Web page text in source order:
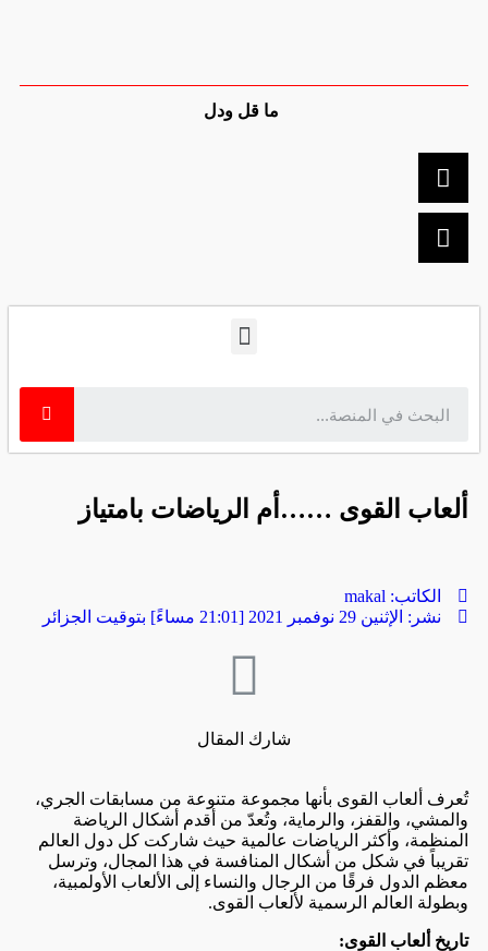
ما قل ودل
ألعاب القوى ……أم الرياضات بامتياز
الكاتب: makal
نشر: الإثنين 29 نوفمبر 2021 [21:01 مساءً] بتوقيت الجزائر
شارك المقال
تُعرف ألعاب القوى بأنها مجموعة متنوعة من مسابقات الجري،
والمشي، والقفز، والرماية، وتُعدّ من أقدم أشكال الرياضة
المنظمة، وأكثر الرياضات عالمية حيث شاركت كل دول العالم
تقريباً في شكل من أشكال المنافسة في هذا المجال، وترسل
معظم الدول فرقًا من الرجال والنساء إلى الألعاب الأولمبية،
وبطولة العالم الرسمية لألعاب القوى.
تاريخ ألعاب القوى: